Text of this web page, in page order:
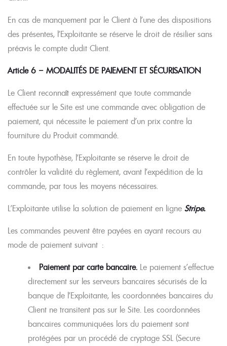
En cas de manquement par le Client à l’une des dispositions
des présentes, l’Exploitante se réserve le droit de résilier sans
préavis le compte dudit Client.
Article 6 – MODALITÉS DE PAIEMENT ET SÉCURISATION
Le Client reconnaît expressément que toute commande
effectuée sur le Site est une commande avec obligation de
paiement, qui nécessite le paiement d’un prix contre la
fourniture du Produit commandé.
En toute hypothèse, l’Exploitante se réserve le droit de
contrôler la validité du règlement, avant l’expédition de la
commande, par tous les moyens nécessaires.
L’Exploitante utilise la solution de paiement en ligne Stripe.
Les commandes peuvent être payées en ayant recours au
mode de paiement suivant :
Paiement par carte bancaire. Le paiement s’effectue
directement sur les serveurs bancaires sécurisés de la
banque de l’Exploitante, les coordonnées bancaires du
Client ne transitent pas sur le Site. Les coordonnées
bancaires communiquées lors du paiement sont
protégées par un procédé de cryptage SSL (Secure